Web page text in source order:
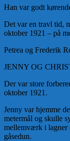
Han var godt
Det var en travl tid,
oktober 1921 – på
Petrea og Frederik
JENNY OG
Der var store
oktober 1921.
Jenny var hjemme
metermål og skulle
mellemværk i lagner
gåsedun.